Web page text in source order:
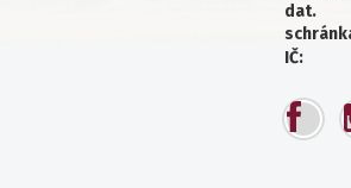
dat.
IČ: